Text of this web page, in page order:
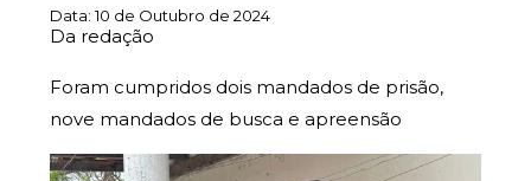
Data:10 de Outubro de 2024
Da redação
Foram cumpridos dois mandados de prisão,
nove mandados de busca e apreensão